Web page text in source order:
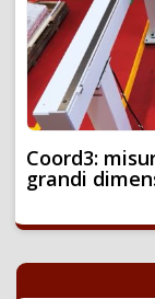
Coord3:
grandi